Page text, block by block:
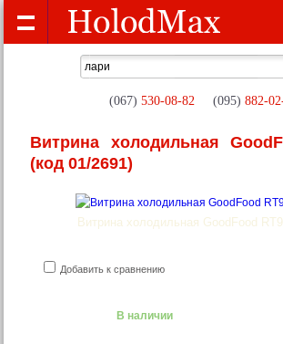
(067) 530-08-82 (095) 882-
Витрина холодильная
(код 01/2691)
Витрина холодильная GoodFood
Добавить к сравнению
В наличии